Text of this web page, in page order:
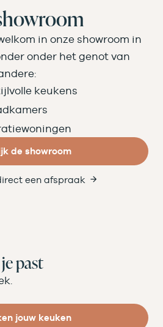
in onze showroom in
onder het genot van
keukens
de showroom
een afspraak
past
jouw keuken